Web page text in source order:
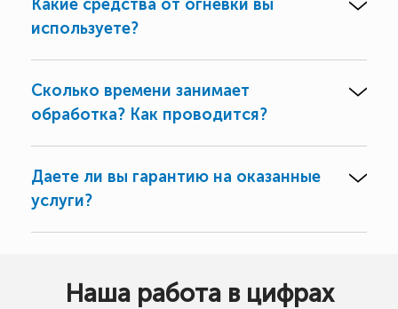
Какие средства от огневки вы
используете?
Сколько времени занимает
обработка? Как проводится?
Даете ли вы гарантию на оказанные
услуги?
Наша работа в цифрах